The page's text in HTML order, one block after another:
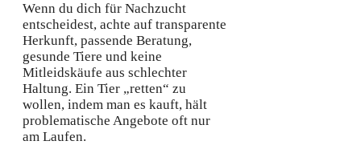
Wenn du dich für Nachzucht
entscheidest, achte auf transparente
Herkunft, passende Beratung,
gesunde Tiere und keine
Mitleidskäufe aus schlechter
Haltung. Ein Tier „retten“ zu
wollen, indem man es kauft, hält
problematische Angebote oft nur
am Laufen.